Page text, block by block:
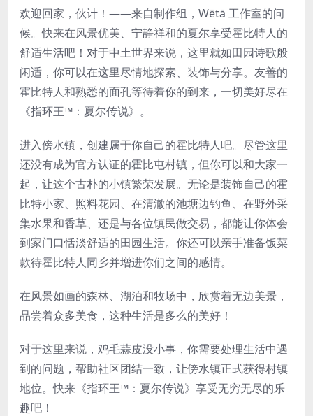
欢迎回家，伙计！——来自制作组，Wētā 工作室的问
候。快来在风景优美、宁静祥和的夏尔享受霍比特人的
舒适生活吧！对于中土世界来说，这里就如田园诗歌般
闲适，你可以在这里尽情地探索、装饰与分享。友善的
霍比特人和熟悉的面孔等待着你的到来，一切美好尽在
《指环王™：夏尔传说》。
进入傍水镇，创建属于你自己的霍比特人吧。尽管这里
还没有成为官方认证的霍比屯村镇，但你可以和大家一
起，让这个古朴的小镇繁荣发展。无论是装饰自己的霍
比特小家、照料花园、在清澈的池塘边钓鱼、在野外采
集水果和香草、还是与各位镇民做交易，都能让你体会
到家门口恬淡舒适的田园生活。你还可以亲手准备饭菜
款待霍比特人同乡并增进你们之间的感情。
在风景如画的森林、湖泊和牧场中，欣赏着无边美景，
品尝着众多美食，这种生活是多么的美好！
对于这里来说，鸡毛蒜皮没小事，你需要处理生活中遇
到的问题，帮助社区团结一致，让傍水镇正式获得村镇
地位。快来《指环王™：夏尔传说》享受无穷无尽的乐
趣吧！